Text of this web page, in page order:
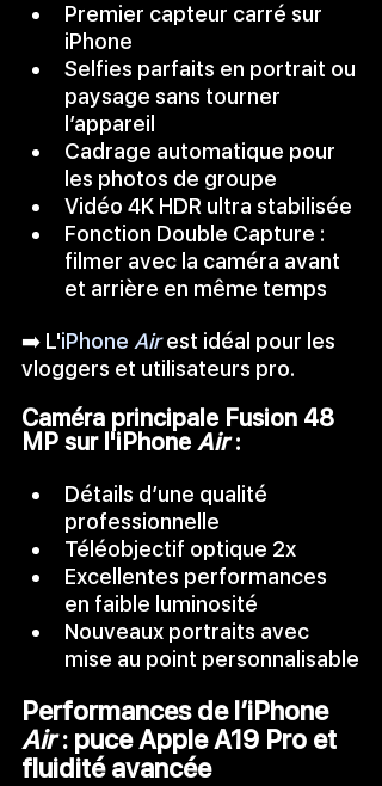
Premier capteur carré sur
iPhone
Selfies parfaits en portrait ou
paysage sans tourner
l’appareil
Cadrage automatique pour
les photos de groupe
Vidéo 4K HDR ultra stabilisée
Fonction Double Capture :
filmer avec la caméra avant
et arrière en même temps
➡️ L'iPhone Air est idéal pour les
vloggers et utilisateurs pro.
Caméra principale Fusion 48
MP sur l'iPhone Air :
Détails d’une qualité
professionnelle
Téléobjectif optique 2x
Excellentes performances
en faible luminosité
Nouveaux portraits avec
mise au point personnalisable
Performances de l’iPhone
Air : puce Apple A19 Pro et
fluidité avancée